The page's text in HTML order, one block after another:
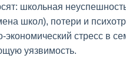
школьная
школ), потери и
стресс в
уязвимость.